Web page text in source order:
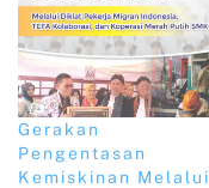
Gerakan
Pengentasan
Kemiskinan Melalui